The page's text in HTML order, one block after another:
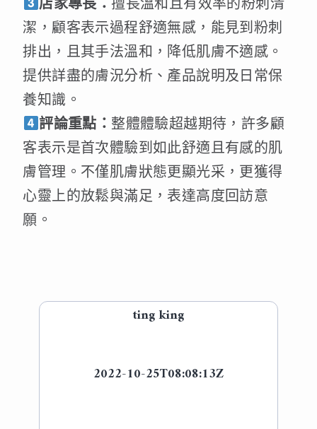
潔，顧客表示過程舒適無感，能見到粉刺
排出，且其手法溫和，降低肌膚不適感。
提供詳盡的膚況分析、產品說明及日常保
養知識。
評論重點： 整體體驗超越期待，許多顧
客表示是首次體驗到如此舒適且有感的肌
膚管理。不僅肌膚狀態更顯光采，更獲得
心靈上的放鬆與滿足，表達高度回訪意
願。
ting king
2022-10-25T08:08:13Z